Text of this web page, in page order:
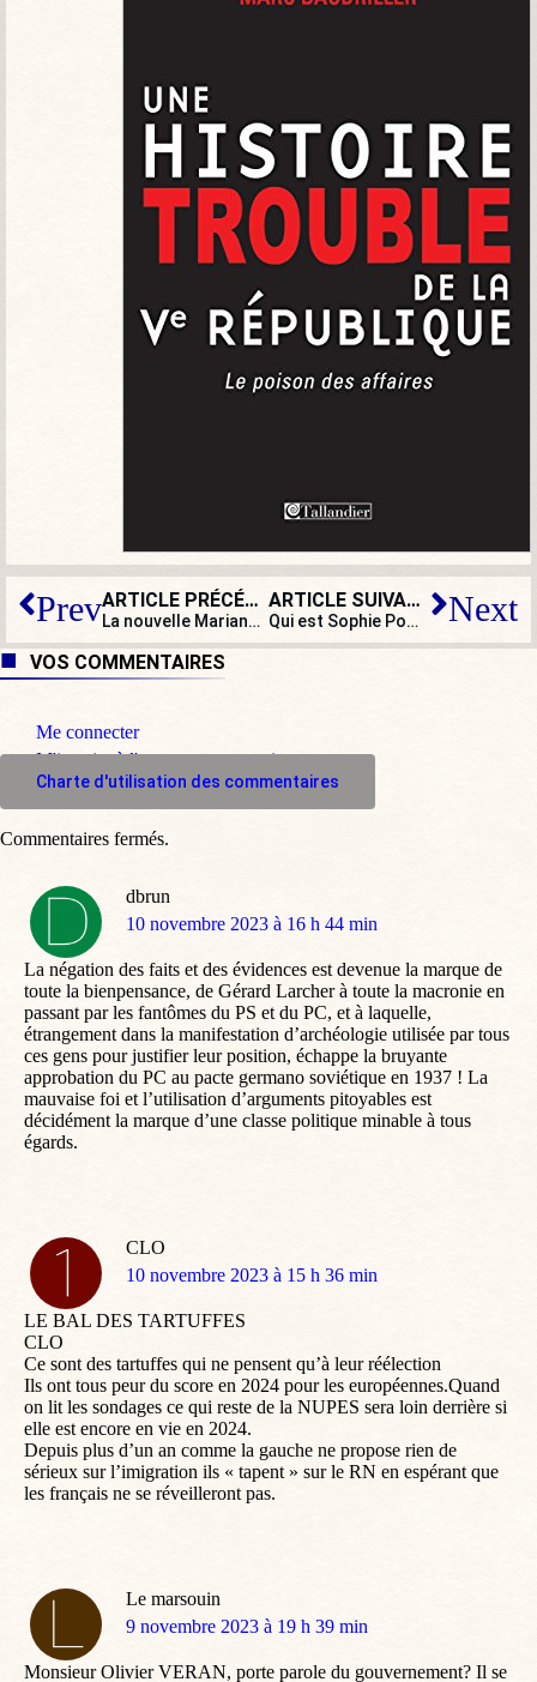
Prev ARTICLE PRÉCÉDENT
La nouvelle Marianne, reflet de la France d’aujourd’hui, ne ressemble à rien !
ARTICLE SUIVANT
Qui est Sophie Pommier, l’arracheuse des portraits d’otages israéliens ? Next
VOS COMMENTAIRES
Me connecter
M'inscrire à l'espace commentaire
Charte d'utilisation des commentaires
dbrun
dit
10 novembre 2023 à 16 h 44 min
La négation des faits et des évidences est devenue la marque de
toute la bienpensance, de Gérard Larcher à toute la macronie en
passant par les fantômes du PS et du PC, et à laquelle,
étrangement dans la manifestation d’archéologie utilisée par tous
ces gens pour justifier leur position, échappe la bruyante
approbation du PC au pacte germano soviétique en 1937 ! La
mauvaise foi et l’utilisation d’arguments pitoyables est
décidément la marque d’une classe politique minable à tous
égards.
CLO
dit
10 novembre 2023 à 15 h 36 min
LE BAL DES TARTUFFES
CLO
Ce sont des tartuffes qui ne pensent qu’à leur réélection
Ils ont tous peur du score en 2024 pour les européennes.Quand
on lit les sondages ce qui reste de la NUPES sera loin derrière si
elle est encore en vie en 2024.
Depuis plus d’un an comme la gauche ne propose rien de
sérieux sur l’imigration ils « tapent » sur le RN en espérant que
les français ne se réveilleront pas.
Le marsouin
dit
9 novembre 2023 à 19 h 39 min
Monsieur Olivier VERAN, porte parole du gouvernement? Il se
Commentaires fermés.